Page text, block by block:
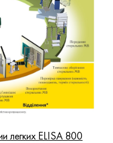
легких ELISA 800